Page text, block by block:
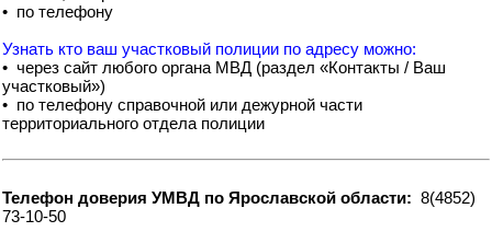
• по телефону
Узнать кто ваш участковый полиции по адресу можно:
• через сайт любого органа МВД (раздел «Контакты / Ваш
участковый»)
• по телефону справочной или дежурной части
территориального отдела полиции
Телефон доверия УМВД по Ярославской области: 8(4852)
73-10-50